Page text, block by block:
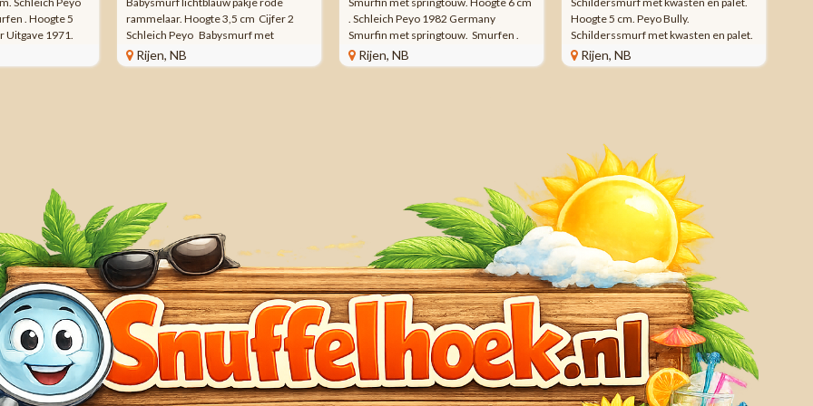
. Hoogte 5
1971.
verkopen
rammelaar. Hoogte 3,5 cm Cijfer 2
Schleich Peyo Babysmurf met
lichtblauw pakje en rode rammelaar
Smurfen . Hoogte 3,5 cm. Schleich
Rijen, NB
. Schleich Peyo 1982 Germany
Smurfin met springtouw. Smurfen .
Hoogte 6 cm. Schleich figuur
Uitgave 1982 Germany. Peyo. Wij
Rijen, NB
Hoogte 5 cm. Peyo Bully.
Schilderssmurf met kwasten en palet.
Smurfen . Hoogte 5 cm. Bully figuur,
Uitgave onbekend. Peyo. Wij
Rijen, NB